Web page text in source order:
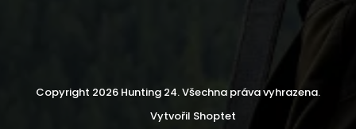
Vytvořil Shoptet
Copyright 2026 Hunting 24. Všechna práva vyhrazena.